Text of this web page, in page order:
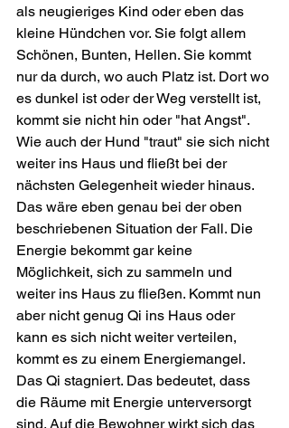
als neugieriges Kind oder eben das
kleine Hündchen vor. Sie folgt allem
Schönen, Bunten, Hellen. Sie kommt
nur da durch, wo auch Platz ist. Dort wo
es dunkel ist oder der Weg verstellt ist,
kommt sie nicht hin oder "hat Angst".
Wie auch der Hund "traut" sie sich nicht
weiter ins Haus und fließt bei der
nächsten Gelegenheit wieder hinaus.
Das wäre eben genau bei der oben
beschriebenen Situation der Fall. Die
Energie bekommt gar keine
Möglichkeit, sich zu sammeln und
weiter ins Haus zu fließen. Kommt nun
aber nicht genug Qi ins Haus oder
kann es sich nicht weiter verteilen,
kommt es zu einem Energiemangel.
Das Qi stagniert. Das bedeutet, dass
die Räume mit Energie unterversorgt
sind. Auf die Bewohner wirkt sich das